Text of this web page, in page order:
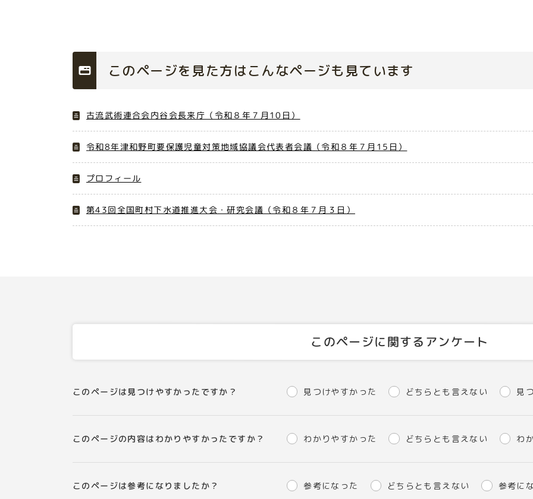
このページを見た方はこんなページも見ています
古流武術連合会内谷会長来庁（令和８年７月10日）
令和8年津和野町要保護児童対策地域協議会代表者会議（令和８年７月15日）
プロフィール
第43回全国町村下水道推進大会・研究会議（令和８年７月３日）
このページに関するアンケート
このページは見つけやすかったですか？ 見つけやすかった どちらとも言えない 見
このページの内容はわかりやすかったですか？ わかりやすかった どちらとも言えない わ
このページは参考になりましたか？ 参考になった どちらとも言えない 参考に